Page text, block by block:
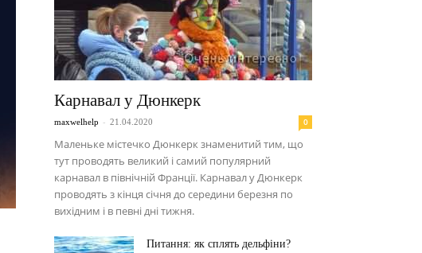
Карнавал у Дюнкерк
maxwelhelp - 21.04.2020 0
Маленьке містечко Дюнкерк знаменитий тим, що
тут проводять великий і самий популярний
карнавал в північній Франції. Карнавал у Дюнкерк
проводять з кінця січня до середини березня по
вихідним і в певні дні тижня.
Питання: як сплять дельфіни?